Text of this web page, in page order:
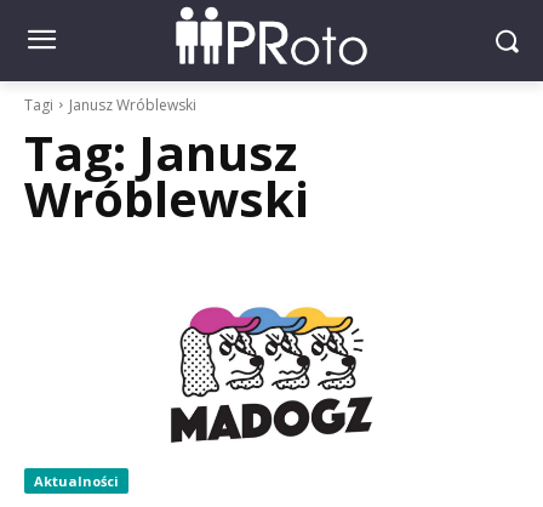
Tagi Janusz Wróblewski
Tag: Janusz
Wróblewski
Aktualności